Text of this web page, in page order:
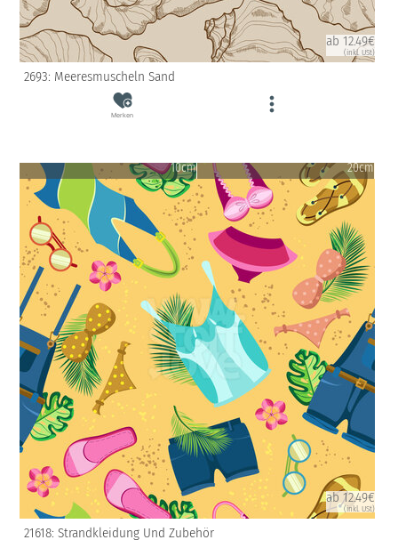
ab 12.49€
(inkl. USt)
2693: Meeresmuscheln Sand
Merken
10cm 20cm
ab 12.49€
(inkl. USt)
21618: Strandkleidung Und Zubehör